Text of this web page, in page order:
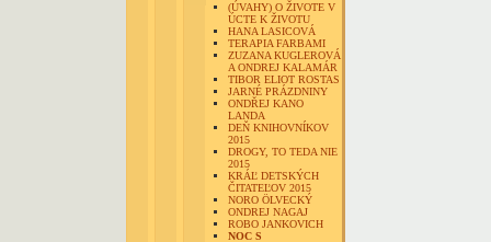
(ÚVAHY) O ŽIVOTE V
ÚCTE K ŽIVOTU
HANA LASICOVÁ
TERAPIA FARBAMI
ZUZANA KUGLEROVÁ
A ONDREJ KALAMÁR
TIBOR ELIOT ROSTAS
JARNÉ PRÁZDNINY
ONDŘEJ KANO
LANDA
DEŇ KNIHOVNÍKOV
2015
DROGY, TO TEDA NIE
2015
KRÁĽ DETSKÝCH
ČITATEĽOV 2015
NORO ÖLVECKÝ
ONDREJ NAGAJ
ROBO JANKOVICH
NOC S